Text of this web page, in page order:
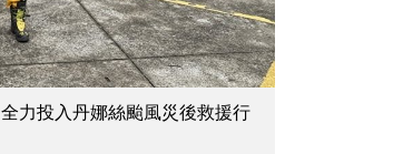
力投入丹娜絲颱風災後救援行